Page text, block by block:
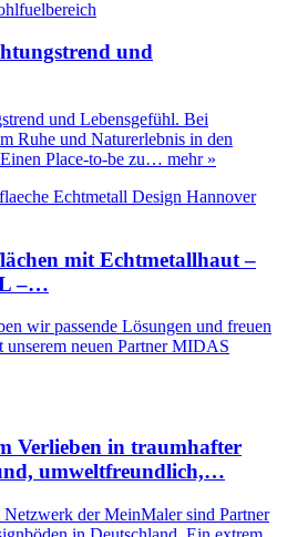
und
und Lebensgefühl. Bei
Ruhe und Naturerlebnis in den
Place-to-be zu… mehr »
mit Echtmetallhaut –
–…
wir passende Lösungen und freuen
unserem neuen Partner MIDAS
Verlieben in traumhafter
umweltfreundlich,…
der MeinMaler sind Partner